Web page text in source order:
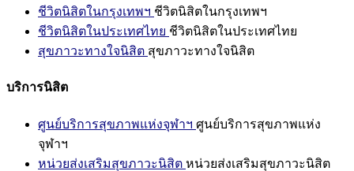
ชีวิตนิสิตในกรุงเทพฯ ชีวิตนิสิตในกรุงเทพฯ
ชีวิตนิสิตในประเทศไทย ชีวิตนิสิตในประเทศไทย
สุขภาวะทางใจนิสิต สุขภาวะทางใจนิสิต
บริการนิสิต
ศูนย์บริการสุขภาพแห่งจุฬาฯ ศูนย์บริการสุขภาพแห่ง
จุฬาฯ
หน่วยส่งเสริมสุขภาวะนิสิต หน่วยส่งเสริมสุขภาวะนิสิต